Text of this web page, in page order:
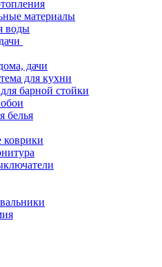
материалы
воды
дачи
для кухни
барной стойки
белья